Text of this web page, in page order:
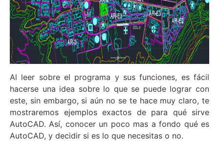
Al leer sobre el programa y sus funciones, es fácil
hacerse una idea sobre lo que se puede lograr con
este, sin embargo, si aún no se te hace muy claro, te
mostraremos ejemplos exactos de para qué sirve
AutoCAD. Así, conocer un poco mas a fondo qué es
AutoCAD, y decidir si es lo que necesitas o no.